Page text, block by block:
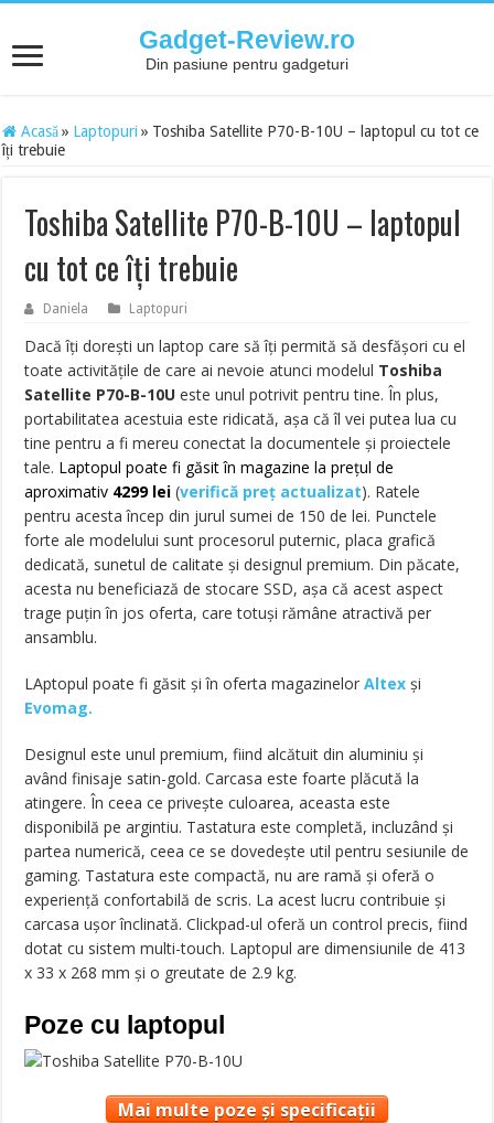
Gadget-Review.ro
Din pasiune pentru gadgeturi
Acasă » Laptopuri » Toshiba Satellite P70-B-10U – laptopul cu tot ce
îți trebuie
Toshiba Satellite P70-B-10U – laptopul
cu tot ce îți trebuie
Daniela Laptopuri
Dacă îți dorești un laptop care să îți permită să desfășori cu el
toate activitățile de care ai nevoie atunci modelul Toshiba
Satellite P70-B-10U este unul potrivit pentru tine. În plus,
portabilitatea acestuia este ridicată, așa că îl vei putea lua cu
tine pentru a fi mereu conectat la documentele și proiectele
tale. Laptopul poate fi găsit în magazine la prețul de
aproximativ 4299 lei (verifică preț actualizat). Ratele
pentru acesta încep din jurul sumei de 150 de lei. Punctele
forte ale modelului sunt procesorul puternic, placa grafică
dedicată, sunetul de calitate și designul premium. Din păcate,
acesta nu beneficiază de stocare SSD, așa că acest aspect
trage puțin în jos oferta, care totuși rămâne atractivă per
ansamblu.
LAptopul poate fi găsit și în oferta magazinelorAltex și
Evomag.
Designul este unul premium, fiind alcătuit din aluminiu și
având finisaje satin-gold. Carcasa este foarte plăcută la
atingere. În ceea ce privește culoarea, aceasta este
disponibilă pe argintiu. Tastatura este completă, incluzând și
partea numerică, ceea ce se dovedește util pentru sesiunile de
gaming. Tastatura este compactă, nu are ramă și oferă o
experiență confortabilă de scris. La acest lucru contribuie și
carcasa ușor înclinată. Clickpad-ul oferă un control precis, fiind
dotat cu sistem multi-touch. Laptopul are dimensiunile de 413
x 33 x 268 mm și o greutate de 2.9 kg.
Poze cu laptopul
Mai multe poze și specificații